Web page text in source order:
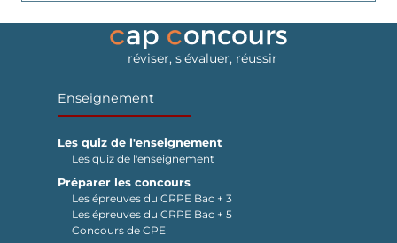
réviser, s'évaluer, réussir
Enseignement
Les quiz de l'enseignement
Les quiz de l'enseignement
Préparer les concours
Les épreuves du CRPE Bac + 3
Les épreuves du CRPE Bac + 5
Concours de CPE